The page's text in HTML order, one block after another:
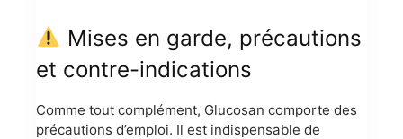
Mises en garde, précautions
et contre-indications
Comme tout complément, Glucosan comporte des
précautions d’emploi. Il est indispensable de